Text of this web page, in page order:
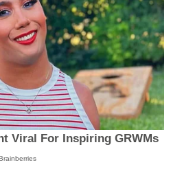
Viral For Inspiring GRWMs